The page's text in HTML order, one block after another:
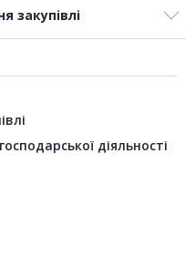
закупівлі
діяльності